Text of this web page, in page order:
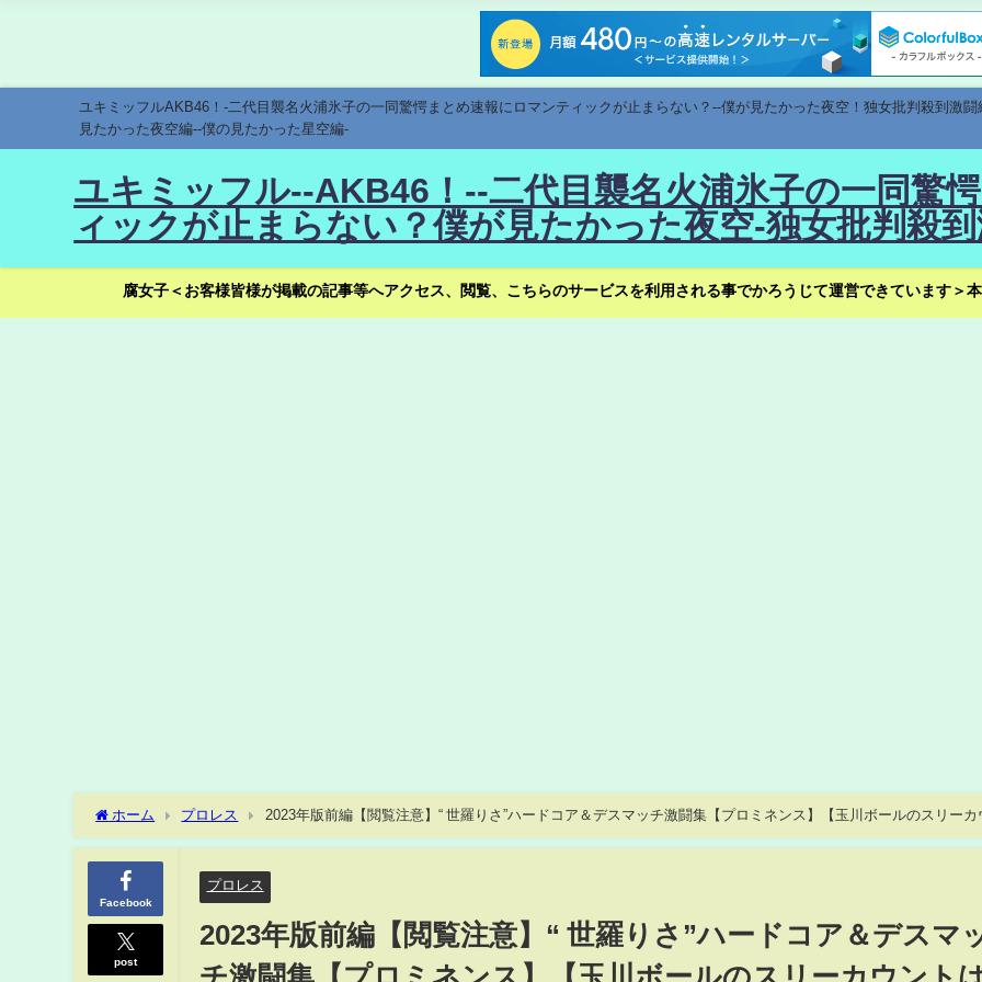
ユキミッフルAKB46！-二代目襲名火浦氷子の一同驚愕まとめ速報にロマンティックが止まらない？--僕が見たかった夜空！独女批判殺到激
見たかった夜空編--僕の見たかった星空編-
ユキミッフル--AKB46！--二代目襲名火浦氷子の一同驚
ィックが止まらない？僕が見たかった夜空-独女批判殺
腐女子＜お客様皆様が掲載の記事等へアクセス、閲覧、こちらのサービスを利用される事でかろうじて運営できています＞
ホーム プロレス
2023年版前編【閲覧注意】“ 世羅りさ”ハードコア＆デスマッチ激闘集【プロミネンス】【玉川ボールのスリーカ
トは叩かせない！】
Facebook
post
プロレス
2023年版前編【閲覧注意】“ 世羅りさ”ハードコア＆デスマ
チ激闘集【プロミネンス】【玉川ボールのスリーカウント